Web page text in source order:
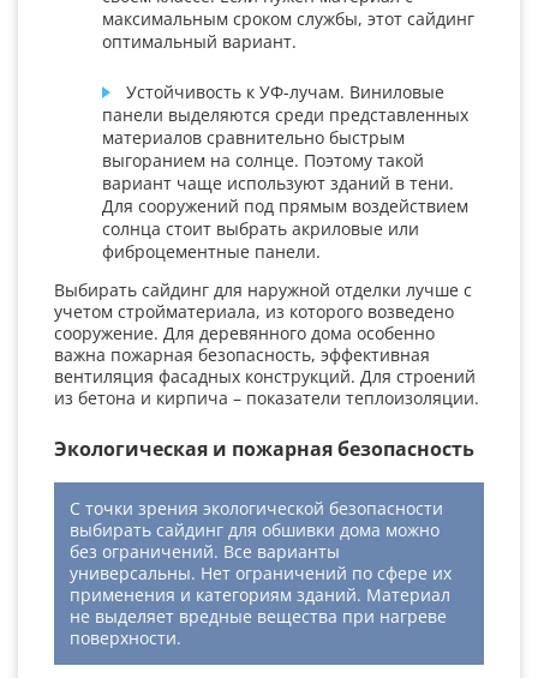
максимальным сроком службы, этот сайдинг
оптимальный вариант.
Устойчивость к УФ-лучам. Виниловые
панели выделяются среди представленных
материалов сравнительно быстрым
выгоранием на солнце. Поэтому такой
вариант чаще используют зданий в тени.
Для сооружений под прямым воздействием
солнца стоит выбрать акриловые или
фиброцементные панели.
Выбирать сайдинг для наружной отделки лучше с
учетом стройматериала, из которого возведено
сооружение. Для деревянного дома особенно
важна пожарная безопасность, эффективная
вентиляция фасадных конструкций. Для строений
из бетона и кирпича – показатели теплоизоляции.
Экологическая и пожарная безопасность
С точки зрения экологической безопасности
выбирать сайдинг для обшивки дома можно
без ограничений. Все варианты
универсальны. Нет ограничений по сфере их
применения и категориям зданий. Материал
не выделяет вредные вещества при нагреве
поверхности.